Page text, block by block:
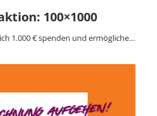
100×1000
1.000 € spenden und ermögliche…